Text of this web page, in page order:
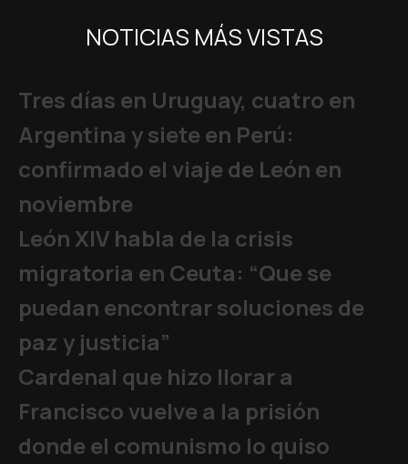
NOTICIAS MÁS VISTAS
Tres días en Uruguay, cuatro en
Argentina y siete en Perú:
confirmado el viaje de León en
noviembre
León XIV habla de la crisis
migratoria en Ceuta: “Que se
puedan encontrar soluciones de
paz y justicia”
Cardenal que hizo llorar a
Francisco vuelve a la prisión
donde el comunismo lo quiso